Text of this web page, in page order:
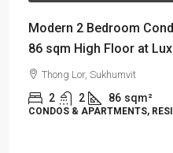
Modern 2 Bedroom
86 sqm High Floor at
Thong Lor, Sukhumvit
2 2 86 sqm²
CONDOS & APARTMENTS,